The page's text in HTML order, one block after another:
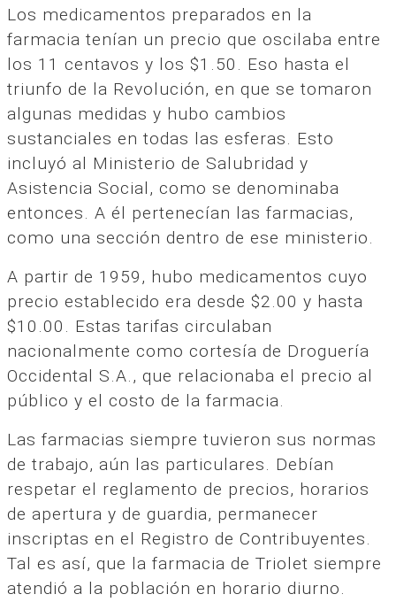
Los medicamentos preparados en la
farmacia tenían un precio que oscilaba entre
los 11 centavos y los $1.50. Eso hasta el
triunfo de la Revolución, en que se tomaron
algunas medidas y hubo cambios
sustanciales en todas las esferas. Esto
incluyó al Ministerio de Salubridad y
Asistencia Social, como se denominaba
entonces. A él pertenecían las farmacias,
como una sección dentro de ese ministerio.
A partir de 1959, hubo medicamentos cuyo
precio establecido era desde $2.00 y hasta
$10.00. Estas tarifas circulaban
nacionalmente como cortesía de Droguería
Occidental S.A., que relacionaba el precio al
público y el costo de la farmacia.
Las farmacias siempre tuvieron sus normas
de trabajo, aún las particulares. Debían
respetar el reglamento de precios, horarios
de apertura y de guardia, permanecer
inscriptas en el Registro de Contribuyentes.
Tal es así, que la farmacia de Triolet siempre
atendió a la población en horario diurno.